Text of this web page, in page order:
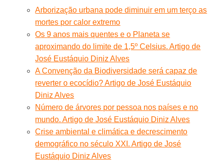
Arborização urbana pode diminuir em um terço as
mortes por calor extremo
Os 9 anos mais quentes e o Planeta se
aproximando do limite de 1,5º Celsius. Artigo de
José Eustáquio Diniz Alves
A Convenção da Biodiversidade será capaz de
reverter o ecocídio? Artigo de José Eustáquio
Diniz Alves
Número de árvores por pessoa nos países e no
mundo. Artigo de José Eustáquio Diniz Alves
Crise ambiental e climática e decrescimento
demográfico no século XXI. Artigo de José
Eustáquio Diniz Alves